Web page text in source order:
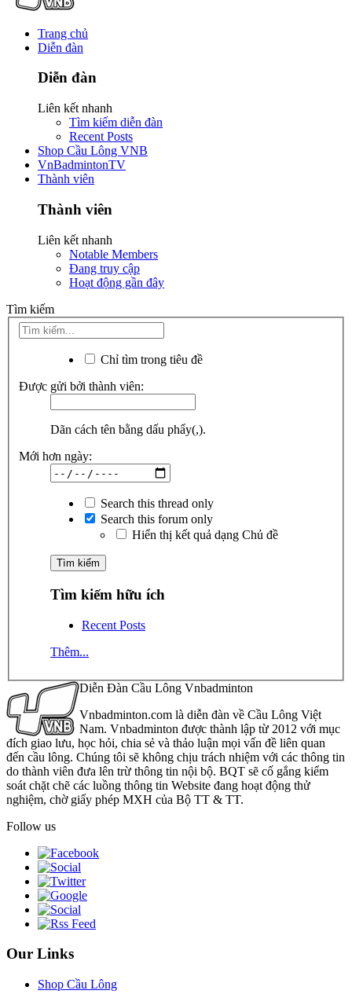
Trang chủ
Diễn đàn
Diễn đàn
Liên kết nhanh
Tìm kiếm diễn đàn
Recent Posts
Shop Cầu Lông VNB
VnBadmintonTV
Thành viên
Thành viên
Liên kết nhanh
Notable Members
Đang truy cập
Hoạt động gần đây
Tìm kiếm
Chỉ tìm trong tiêu đề
Được gửi bởi thành viên:
Dãn cách tên bằng dấu phẩy(,).
Mới hơn ngày:
Search this thread only
Search this forum only
Hiển thị kết quả dạng Chủ đề
Tìm kiếm hữu ích
Recent Posts
Thêm...
Diễn Đàn Cầu Lông Vnbadminton
Vnbadminton.com là diễn đàn về Cầu Lông Việt
Nam. Vnbadminton được thành lập từ 2012 với mục
đích giao lưu, học hỏi, chia sẻ và thảo luận mọi vấn đề liên quan
đến cầu lông. Chúng tôi sẽ không chịu trách nhiệm với các thông tin
do thành viên đưa lên trừ thông tin nội bộ. BQT sẽ cố gắng kiểm
soát chặt chẽ các luồng thông tin Website đang hoạt động thử
nghiệm, chờ giấy phép MXH của Bộ TT & TT.
Follow us
Our Links
Shop Cầu Lông